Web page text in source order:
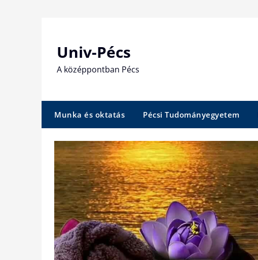
Univ-Pécs
A középpontban Pécs
Munka és oktatás Pécsi Tudományegyetem